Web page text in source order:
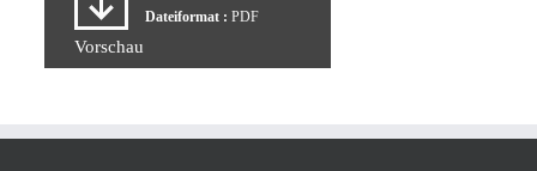
Dateiformat : PDF
Vorschau